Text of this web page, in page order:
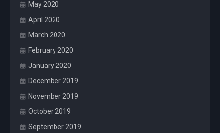
May 2020
April 2020
March 2020
February 2020
January 2020
December 2019
November 2019
October 2019
September 2019